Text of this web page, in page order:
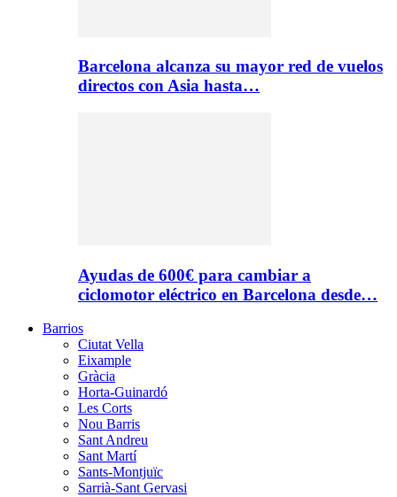
Barcelona alcanza su mayor red de vuelos
directos con Asia hasta…
Ayudas de 600€ para cambiar a
ciclomotor eléctrico en Barcelona desde…
Barrios
Ciutat Vella
Eixample
Gràcia
Horta-Guinardó
Les Corts
Nou Barris
Sant Andreu
Sant Martí
Sants-Montjuïc
Sarrià-Sant Gervasi